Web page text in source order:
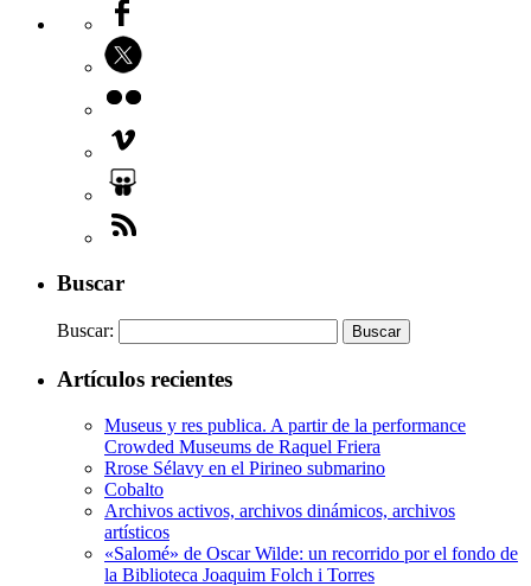
Buscar
Buscar:
Artículos recientes
Museus y res publica. A partir de la performance
Crowded Museums de Raquel Friera
Rrose Sélavy en el Pirineo submarino
Cobalto
Archivos activos, archivos dinámicos, archivos
artísticos
«Salomé» de Oscar Wilde: un recorrido por el fondo de
la Biblioteca Joaquim Folch i Torres